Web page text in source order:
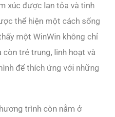
xúc được lan tỏa và tinh
thể hiện một cách sống
một WinWin không chỉ
trẻ trung, linh hoạt và
để thích ứng với những
trình còn nằm ở